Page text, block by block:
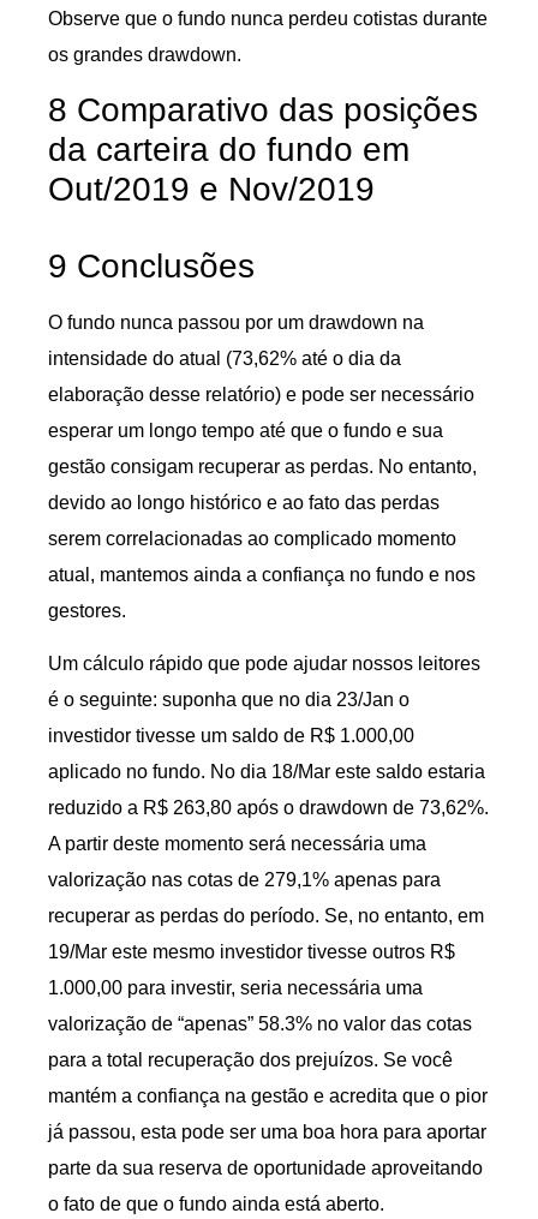
Observe que o fundo nunca perdeu cotistas durante
os grandes drawdown.
8 Comparativo das posições
da carteira do fundo em
Out/2019 e Nov/2019
9 Conclusões
O fundo nunca passou por um drawdown na
intensidade do atual (73,62% até o dia da
elaboração desse relatório) e pode ser necessário
esperar um longo tempo até que o fundo e sua
gestão consigam recuperar as perdas. No entanto,
devido ao longo histórico e ao fato das perdas
serem correlacionadas ao complicado momento
atual, mantemos ainda a confiança no fundo e nos
gestores.
Um cálculo rápido que pode ajudar nossos leitores
é o seguinte: suponha que no dia 23/Jan o
investidor tivesse um saldo de R$ 1.000,00
aplicado no fundo. No dia 18/Mar este saldo estaria
reduzido a R$ 263,80 após o drawdown de 73,62%.
A partir deste momento será necessária uma
valorização nas cotas de 279,1% apenas para
recuperar as perdas do período. Se, no entanto, em
19/Mar este mesmo investidor tivesse outros R$
1.000,00 para investir, seria necessária uma
valorização de “apenas” 58.3% no valor das cotas
para a total recuperação dos prejuízos. Se você
mantém a confiança na gestão e acredita que o pior
já passou, esta pode ser uma boa hora para aportar
parte da sua reserva de oportunidade aproveitando
o fato de que o fundo ainda está aberto.